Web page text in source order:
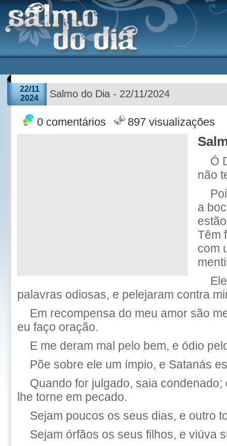
22/11
2024
Salmo do Dia - 22/11/2024
0 comentários 897 visualizações
Ó
não
a
Têm
com
palavras odiosas, e pelejaram contra
Em recompensa do meu amor são
eu faço oração.
E me deram mal pelo bem, e ódio
Põe sobre ele um ímpio, e Satanás
Quando for julgado, saia
lhe torne em pecado.
Sejam poucos os seus dias, e outro
Sejam órfãos os seus filhos, e viúva